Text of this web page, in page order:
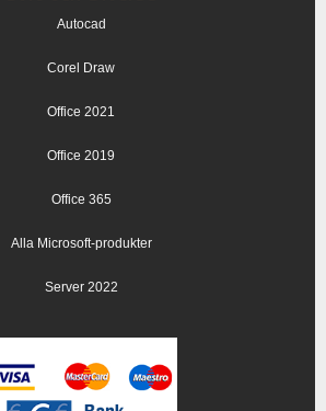
Autocad
Corel Draw
Office 2021
Office 2019
Office 365
Alla Microsoft-produkter
Server 2022